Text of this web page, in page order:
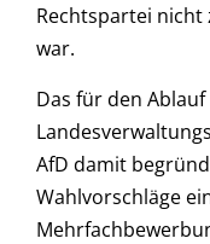
Rechtspartei nicht
war.
Das für den
AfD damit
Wahlvorschläge